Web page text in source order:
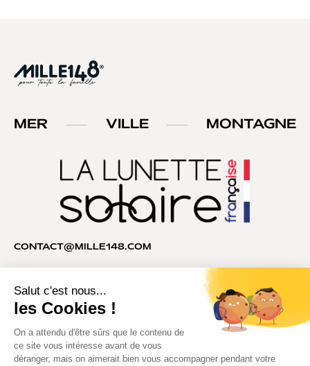
MER VILLE MONTAGNE
CONTACT@MILLE148.COM
Copyright © 2026 MILLE148®. Tous droits réservés.